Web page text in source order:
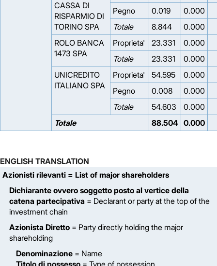
CASSA DI
RISPARMIO DI
TORINO SPA
Pegno
0.019
0.000
Totale
8.844
0.000
ROLO BANCA
1473 SPA
Proprieta' 23.331
0.000
Totale
23.331
0.000
UNICREDITO
ITALIANO SPA
Proprieta' 54.595
0.000
Pegno
0.008
0.000
Totale
54.603
0.000
Totale
88.504 0.000
ENGLISH TRANSLATION
Azionisti rilevanti = List of major shareholders
Dichiarante ovvero soggetto posto al vertice della
catena partecipativa = Declarant or party at the top of the
investment chain
Azionista Diretto = Party directly holding the major
shareholding
Denominazione = Name
Titolo di possesso = Type of possession